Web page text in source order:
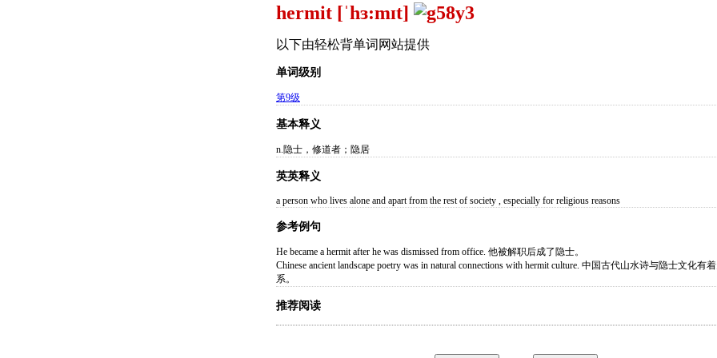
hermit [ˈhɜ:mɪt]
以下由轻松背单词网站提供
单词级别
第9级
基本释义
n.隐士，修道者；隐居
英英释义
a person who lives alone and apart from the rest of society , especially for religious reasons
参考例句
He became a hermit after he was dismissed from office. 他被解职后成了隐士。
Chinese ancient landscape poetry was in natural connections with hermit culture. 中国古代山水诗与隐士文化有
系。
推荐阅读